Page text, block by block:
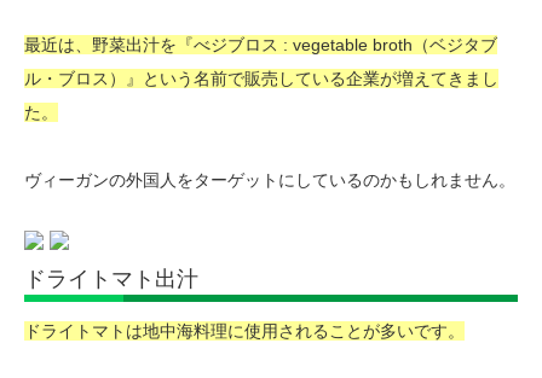
最近は、野菜出汁を『べジブロス : vegetable broth（ベジタブ
ル・ブロス）』という名前で販売している企業が増えてきまし
た。
ヴィーガンの外国人をターゲットにしているのかもしれません。
ドライトマト出汁
ドライトマトは地中海料理に使用されることが多いです。